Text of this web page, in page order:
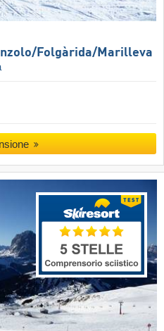
​Folgàrida/​Marilleva